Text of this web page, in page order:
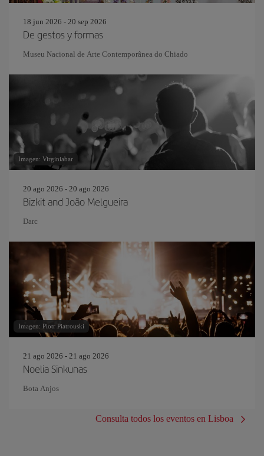
18 jun 2026 - 20 sep 2026
De gestos y formas
Museu Nacional de Arte Contemporânea do Chiado
Imagen: Virginiabar
20 ago 2026 - 20 ago 2026
Bizkit and João Melgueira
Darc
Imagen: Piotr Piatrouski
21 ago 2026 - 21 ago 2026
Noelia Sinkunas
Bota Anjos
Consulta todos los eventos en Lisboa